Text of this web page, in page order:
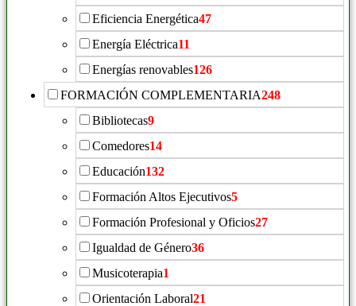
Eficiencia Energética47
Energía Eléctrica11
Energías renovables126
FORMACIÓN COMPLEMENTARIA248
Bibliotecas9
Comedores14
Educación132
Formación Altos Ejecutivos5
Formación Profesional y Oficios27
Igualdad de Género36
Musicoterapia1
Orientación Laboral21